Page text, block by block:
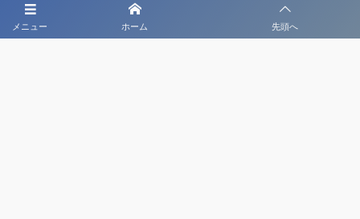
メニュー ホーム 先頭へ